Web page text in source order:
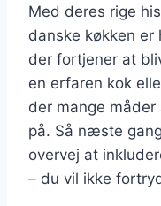
Med deres rige
danske køkken er
der fortjener at
en erfaren kok
der mange
på. Så næste
overvej at
– du vil ikke